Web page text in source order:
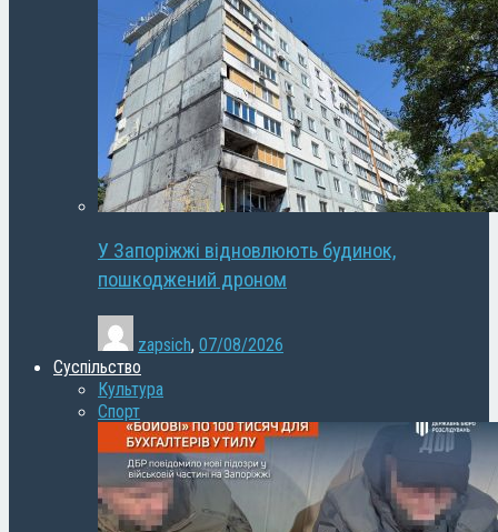
У Запоріжжі відновлюють будинок,
пошкоджений дроном
zapsich, 07/08/2026
Суспільство
Культура
Спорт